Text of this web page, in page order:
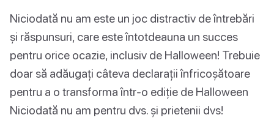
Niciodată nu am este un joc distractiv de întrebări
și răspunsuri, care este întotdeauna un succes
pentru orice ocazie, inclusiv de Halloween! Trebuie
doar să adăugați câteva declarații înfricoșătoare
pentru a o transforma într-o ediție de Halloween
Niciodată nu am pentru dvs. și prietenii dvs!